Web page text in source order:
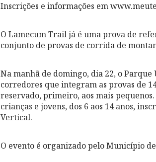
Inscrições e informações em
O Lamecum Trail já é uma prova de
conjunto de provas de corrida de
Na manhã de domingo, dia 22, o
corredores que integram as provas de
reservado, primeiro, aos mais
crianças e jovens, dos 6 aos 14 anos,
Vertical.
O evento é organizado pelo Município